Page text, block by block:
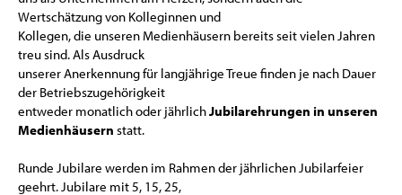
Wertschätzung von Kolleginnen und
Kollegen, die unseren Medienhäusern bereits seit vielen Jahren
treu sind. Als Ausdruck
unserer Anerkennung für langjährige Treue finden je nach Dauer
der Betriebszugehörigkeit
entweder monatlich oder jährlichJubilarehrungen in unseren
Medienhäusern statt.
Runde Jubilare werden im Rahmen der jährlichen Jubilarfeier
geehrt. Jubilare mit 5, 15, 25,